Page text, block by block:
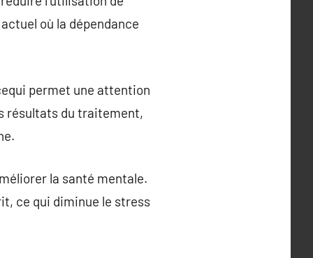
où la dépendance
permet une attention
résultats du traitement,
la santé mentale.
ce qui diminue le stress